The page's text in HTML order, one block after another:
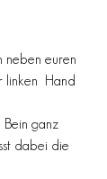
neben euren
linken  Hand
Bein ganz
dabei die